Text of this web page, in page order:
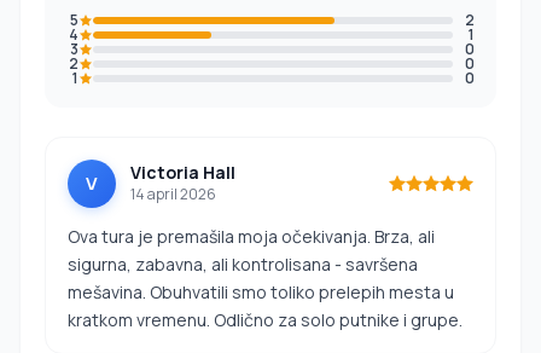
5 2
4 1
3 0
2 0
1 0
V Victoria Hall
14 april 2026
Ova tura je premašila moja očekivanja. Brza, ali
sigurna, zabavna, ali kontrolisana - savršena
mešavina. Obuhvatili smo toliko prelepih mesta u
kratkom vremenu. Odlično za solo putnike i grupe.